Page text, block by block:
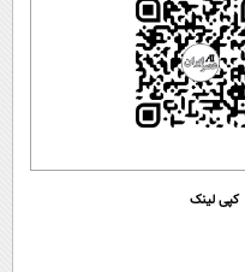
کپی لینک